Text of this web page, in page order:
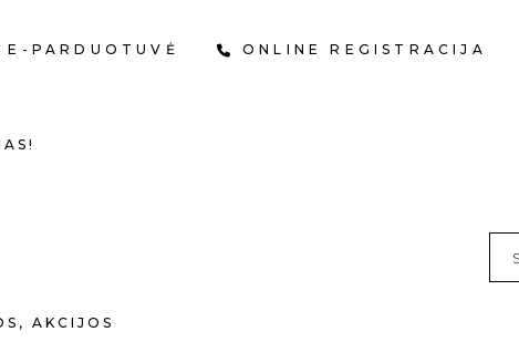
E-PARDUOTUVĖ ONLINE REGISTRACIJA
, AKCIJOS
for: